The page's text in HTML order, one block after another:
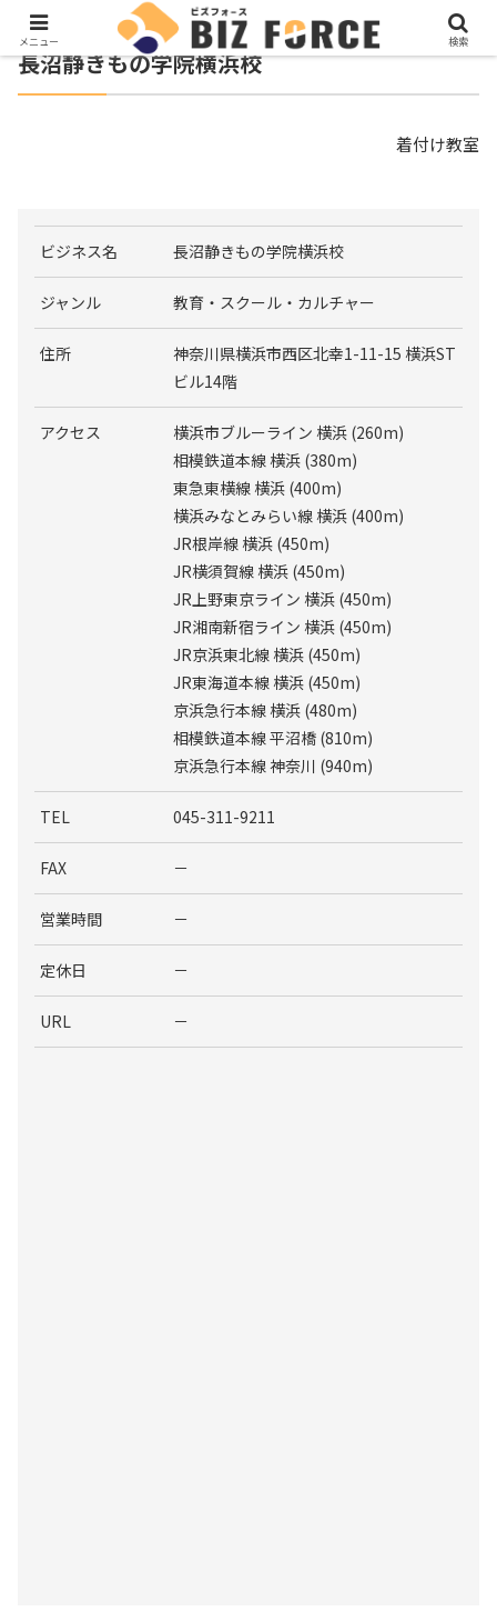
長沼静きもの学院横浜校
着付け教室
ビジネス名 長沼静きもの学院横浜校
ジャンル 教育・スクール・カルチャー
住所
神奈川県横浜市西区北幸1-11-15 横浜ST
ビル14階
アクセス
横浜市ブルーライン 横浜 (260m)
相模鉄道本線 横浜 (380m)
東急東横線 横浜 (400m)
横浜みなとみらい線 横浜 (400m)
JR根岸線 横浜 (450m)
JR横須賀線 横浜 (450m)
JR上野東京ライン 横浜 (450m)
JR湘南新宿ライン 横浜 (450m)
JR京浜東北線 横浜 (450m)
JR東海道本線 横浜 (450m)
京浜急行本線 横浜 (480m)
相模鉄道本線 平沼橋 (810m)
京浜急行本線 神奈川 (940m)
TEL 045-311-9211
FAX －
営業時間 －
定休日 －
URL －
メニュー 検索